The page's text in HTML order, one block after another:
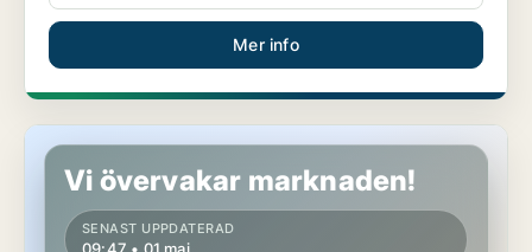
Mer info
Butikslokal i Uddevalla
Vi övervakar marknaden!
SENAST UPPDATERAD